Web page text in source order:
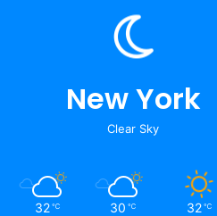
New York
Clear Sky
32 ℃ 30 ℃ 32 ℃